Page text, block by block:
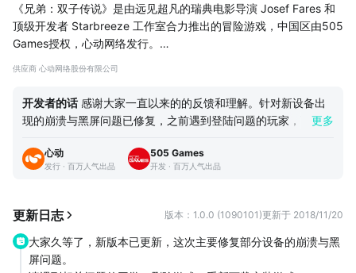
《兄弟：双子传说》是由远见超凡的瑞典电影导演 Josef Fares 和
顶级开发者 Starbreeze 工作室合力推出的冒险游戏，中国区由505
Games授权，心动网络发行。
解决谜题，探索各种令人惊叹的地点，展开终极战斗，一个摇杆控
制一个人。
一个生命垂危的人，有两个儿子，他们千方百计想治好病危的父
供应商 心动网络股份有限公司
开发者的话 感谢大家一直以来的的反馈和理解。针对新设备出
现的崩溃与黑屏问题已修复，之前遇到登陆问题的玩家，可以删
奖品已经发放完毕，请中奖的玩家近期注意查收。期间遇到任何
问题可以加QQ群823355035，私密管理员，我们会努力为您
更多
心动
发行 · 百万人气出品
505 Games
开发 · 百万人气出品
更新日志 版本：1.0.0 (1090101)更新于 2018/11/20
大家久等了，新版本已更新，这次主要修复部分设备的崩溃与黑
屏问题。